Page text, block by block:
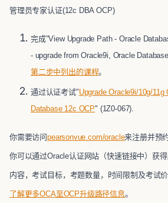
管理员专家认证(12c DBA OCP)
完成"View Upgrade Path - Oracle
- upgrade from Oracle9i, Oracle
第二步中列出的课程。
通过认证考试"Upgrade Oracle9i/10g/
Database 12c OCP" (1Z0-067).
你需要访问pearsonvue.com/oracle来注册并预
你可以通过Oracle认证网站（快速链接中）获
内容，考试目标，考题数量，时间限制及考试价
了解更多OCA至OCP升级路径信息。